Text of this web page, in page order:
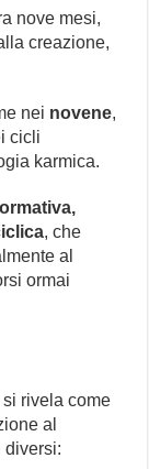
nove mesi,
creazione,
nei novene,
cicli
karmica.
, che
al
ormai
si rivela come
al
diversi: